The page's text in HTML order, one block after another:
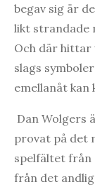
begav sig är
likt strandade
Och där hittar
slags
emellanåt kan
Dan Wolgers
provat på det
spelfältet från
från det